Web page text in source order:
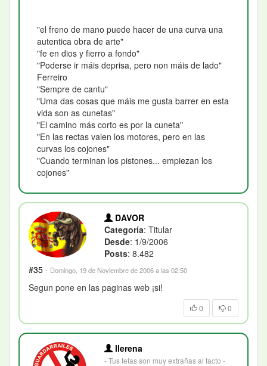
"el freno de mano puede hacer de una curva una
autentica obra de arte"
"fe en dios y fierro a fondo"
"Poderse ir máis deprisa, pero non máis de lado"
Ferreiro
"Sempre de cantu"
"Uma das cosas que máis me gusta barrer en esta
vida son as cunetas"
"El camino más corto es por la cuneta"
"En las rectas valen los motores, pero en las
curvas los cojones"
"Cuando terminan los pistones... empiezan los
cojones"
DAVOR
Categoría: Titular
Desde: 1/9/2006
Posts: 8.482
#35 · Domingo, 19 de Noviembre de 2006 a las 02:50
Segun pone en las paginas web ¡si!
0 0
llerena
- Tus tetas son muy extrañas al tacto -